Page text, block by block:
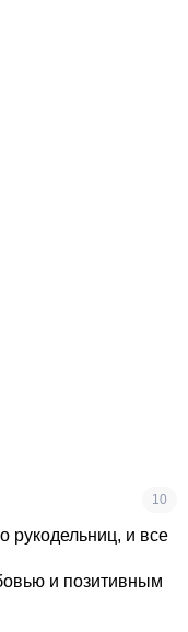
10
рукодельниц, и все
и позитивным